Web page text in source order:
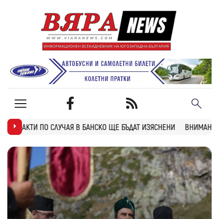
ЩЕ БЪДАТ ИЗЯСНЕНИ ВНИМАНИЕ: ТУНЕЛ “БЛАТИНО“ НА АМ